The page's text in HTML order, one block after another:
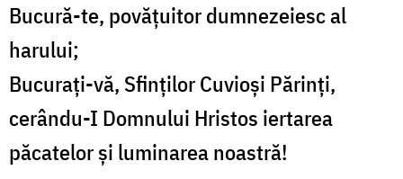
Bucură-te, povățuitor dumnezeiesc al
harului;
Bucurați-vă, Sfinților Cuvioși Părinți,
cerându-I Domnului Hristos iertarea
păcatelor și luminarea noastră!